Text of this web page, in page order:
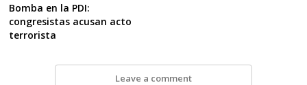
Bomba en la PDI:
congresistas acusan acto
terrorista
Leave a comment